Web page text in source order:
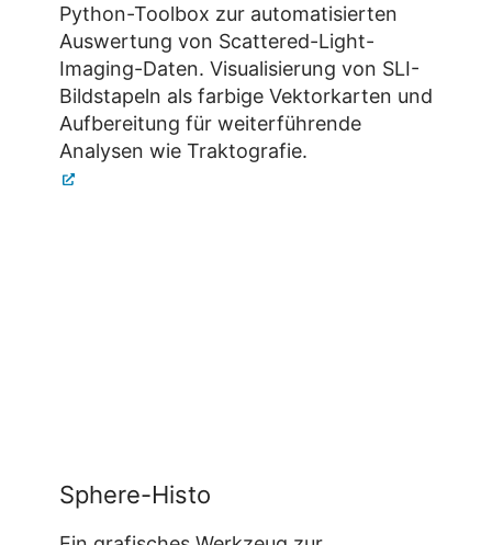
Python-Toolbox zur automatisierten
Auswertung von Scattered-Light-
Imaging-Daten. Visualisierung von SLI-
Bildstapeln als farbige Vektorkarten und
Aufbereitung für weiterführende
Analysen wie Traktografie.
Sphere-Histo